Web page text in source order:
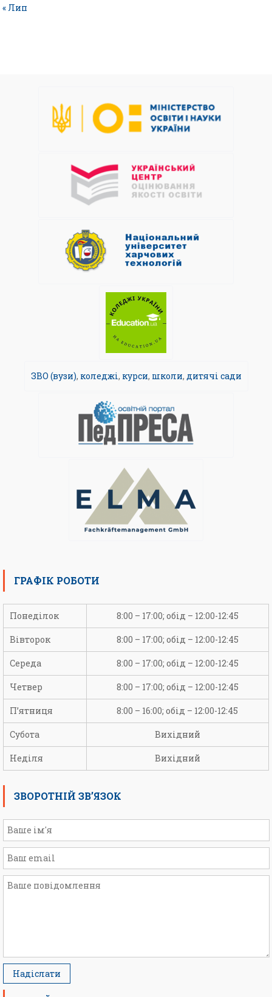
« Лип
ЗВО (вузи), коледжі, курси, школи, дитячі сади
ГРАФІК РОБОТИ
Понеділок 8:00 – 17:00; обід – 12:00-12:45
Вівторок 8:00 – 17:00; обід – 12:00-12:45
Середа 8:00 – 17:00; обід – 12:00-12:45
Четвер 8:00 – 17:00; обід – 12:00-12:45
П’ятниця 8:00 – 16:00; обід – 12:00-12:45
Субота Вихідний
Неділя Вихідний
ЗВОРОТНІЙ ЗВ’ЯЗОК